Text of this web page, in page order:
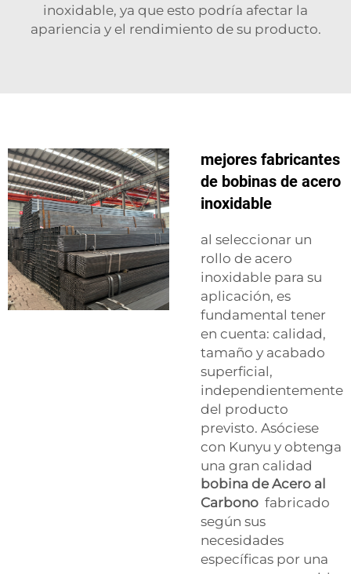
inoxidable, ya que esto podría afectar la
apariencia y el rendimiento de su producto.
mejores fabricantes
de bobinas de acero
inoxidable
al seleccionar un
rollo de acero
inoxidable para su
aplicación, es
fundamental tener
en cuenta: calidad,
tamaño y acabado
superficial,
independientemente
del producto
previsto. Asóciese
con Kunyu y obtenga
una gran calidad
bobina de Acero al
Carbono fabricado
según sus
necesidades
específicas por una